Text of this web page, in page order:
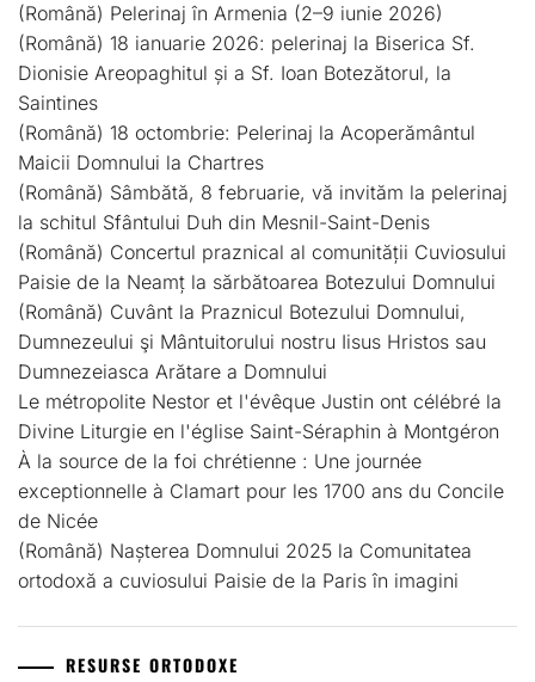
(Română) Pelerinaj în Armenia (2–9 iunie 2026)
(Română) 18 ianuarie 2026: pelerinaj la Biserica Sf.
Dionisie Areopaghitul și a Sf. Ioan Botezătorul, la
Saintines
(Română) 18 octombrie: Pelerinaj la Acoperământul
Maicii Domnului la Chartres
(Română) Sâmbătă, 8 februarie, vă invităm la pelerinaj
la schitul Sfântului Duh din Mesnil-Saint-Denis
(Română) Concertul praznical al comunității Cuviosului
Paisie de la Neamț la sărbătoarea Botezului Domnului
(Română) Cuvânt la Praznicul Botezului Domnului,
Dumnezeului şi Mântuitorului nostru Iisus Hristos sau
Dumnezeiasca Arătare a Domnului
Le métropolite Nestor et l'évêque Justin ont célébré la
Divine Liturgie en l'église Saint-Séraphin à Montgéron
À la source de la foi chrétienne : Une journée
exceptionnelle à Clamart pour les 1700 ans du Concile
de Nicée
(Română) Nașterea Domnului 2025 la Comunitatea
ortodoxă a cuviosului Paisie de la Paris în imagini
RESURSE ORTODOXE